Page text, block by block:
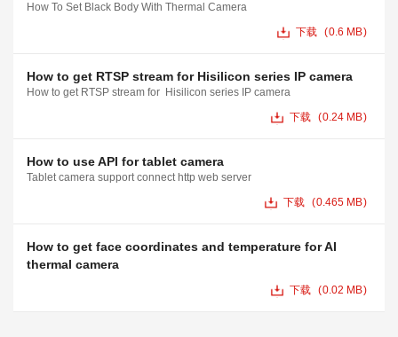
How To Set Black Body With Thermal Camera
下载
0.6 MB
How to get RTSP stream for Hisilicon series IP camera
How to get RTSP stream for Hisilicon series IP camera
下载
0.24 MB
How to use API for tablet camera
Tablet camera support connect http web server
下载
0.465 MB
How to get face coordinates and temperature for AI
thermal camera
下载 0.02 MB